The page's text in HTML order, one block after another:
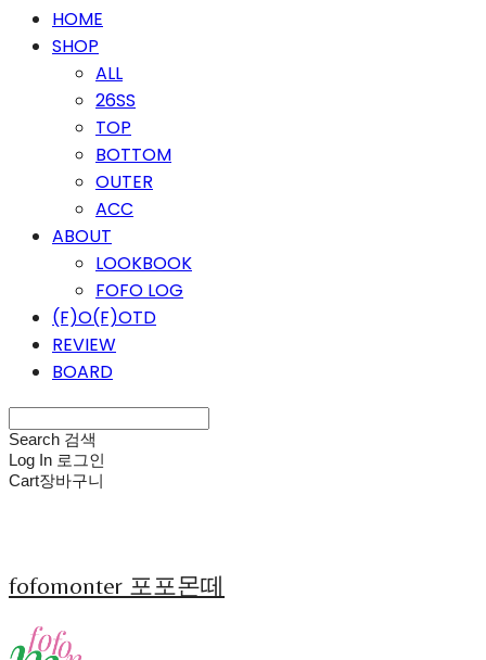
HOME
SHOP
ALL
26SS
TOP
BOTTOM
OUTER
ACC
ABOUT
LOOKBOOK
FOFO LOG
(F)O(F)OTD
REVIEW
BOARD
Search 검색
Log In 로그인
Cart장바구니
fofomonter 포포몬떼